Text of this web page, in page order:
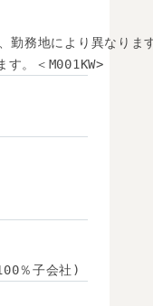
勤務地により異なりま
。＜M001KW>
％子会社)